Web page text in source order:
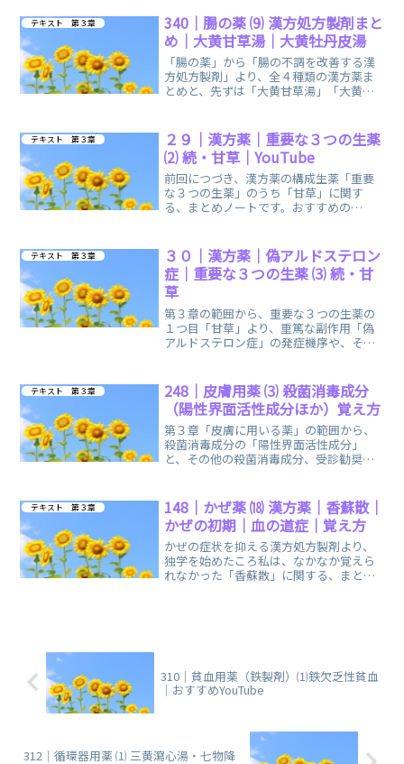
テキスト 第３章
340｜腸の薬 ⑼ 漢方処方製剤まと
め｜大黄甘草湯｜大黄牡丹皮湯
「腸の薬」から「腸の不調を改善する漢
方処方製剤」より、全４種類の漢方薬ま
とめと、先ずは「大黄甘草湯」「大黄牡
テキスト 第３章
２９｜漢方薬｜重要な３つの生薬
⑵ 続・甘草｜YouTube
前回につづき、漢方薬の構成生薬「重要
な３つの生薬」のうち「甘草」に関す
る、まとめノートです。おすすめの
テキスト 第３章
３０｜漢方薬｜偽アルドステロン
症｜重要な３つの生薬 ⑶ 続・甘
草
第３章の範囲から、重要な３つの生薬の
１つ目「甘草」より、重篤な副作用「偽
アルドステロン症」の発症機序や、その
テキスト 第３章
248｜皮膚用薬 ⑶ 殺菌消毒成分
（陽性界面活性成分ほか）覚え方
第３章「皮膚に用いる薬」の範囲から、
殺菌消毒成分の「陽性界面活性成分」
と、その他の殺菌消毒成分、受診勧奨と
テキスト 第３章
148｜かぜ薬 ⒅ 漢方薬｜香蘇散｜
かぜの初期｜血の道症｜覚え方
かぜの症状を抑える漢方処方製剤より、
独学を始めたころ私は、なかなか覚えら
れなかった「香蘇散」に関する、まとめ
310｜貧血用薬（鉄製剤）⑴鉄欠乏性貧血
｜おすすめYouTube
312｜循環器用薬 ⑴ 三黄瀉心湯・七物降